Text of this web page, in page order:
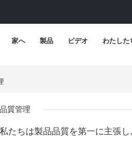
家へ 製品 ビデオ わたした
品質管理
私たちは製品品質を第一に主張